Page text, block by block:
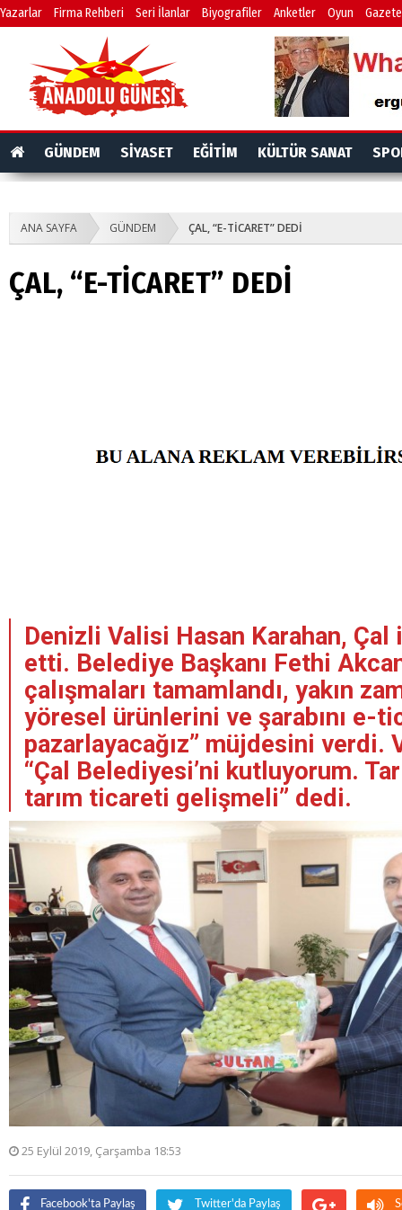
Yazarlar Firma Rehberi Seri İlanlar Biyografiler Anketler Oyun
GÜNDEM SİYASET EĞİTİM KÜLTÜR SANAT
ANA SAYFA GÜNDEM ÇAL, “E-TİCARET” DEDİ
ÇAL, “E-TİCARET” DEDİ
Denizli Valisi Hasan Karahan,
etti. Belediye Başkanı Fethi
çalışmaları tamamlandı, yakın
yöresel ürünlerini ve şarabını e-
pazarlayacağız” müjdesini verdi.
“Çal Belediyesi’ni kutluyorum.
tarım ticareti gelişmeli” dedi.
25 Eylül 2019, Çarşamba 18:53
Facebook'ta Paylaş Twitter'da Paylaş